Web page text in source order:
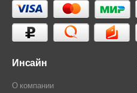
Инсайн
О компании